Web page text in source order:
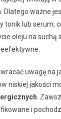
Dlatego ważne
tonik lub serum,
oleju na suchą
uwagę na
niskiej jakości
.
i